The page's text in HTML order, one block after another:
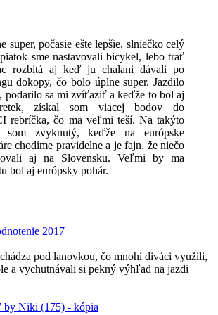
super, počasie ešte lepšie, slniečko celý
sme nastavovali bicykel, lebo trať
rozbitá aj keď ju chalani dávali po
dokopy, čo bolo úplne super. Jazdilo
podarilo sa mi zvíťaziť a keďže to bol aj
získal som viacej bodov do
rebríčka, čo ma veľmi teší. Na takýto
som zvyknutý, keďže na európske
chodíme pravidelne a je fajn, že niečo
aj na Slovensku. Veľmi by ma
bol aj európsky pohár.
pod lanovkou, čo mnohí diváci využili,
a vychutnávali si pekný výhľad na jazdi